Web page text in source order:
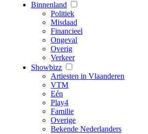
Binnenland
Politiek
Misdaad
Financieel
Ongeval
Overig
Verkeer
Showbizz
Artiesten in Vlaanderen
VTM
Eén
Play4
Familie
Overige
Bekende Nederlanders